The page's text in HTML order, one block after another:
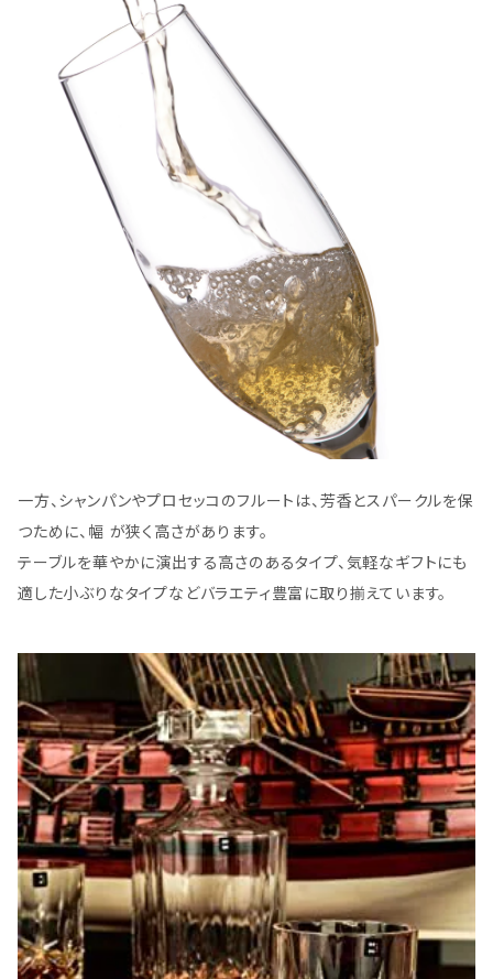
一方、シャンパンやプロセッコのフルートは、芳香とスパークルを保
つために、幅 が狭く高さがあります。
テーブルを華やかに演出する高さのあるタイプ、気軽なギフトにも
適した小ぶりなタイプなどバラエティ豊富に取り揃えています。